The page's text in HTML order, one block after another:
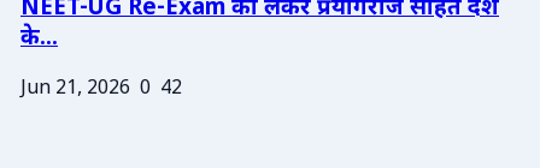
NEET-UG Re-Exam को लेकर प्रयागराज सहित देश
के...
Jun 21, 2026 0 42